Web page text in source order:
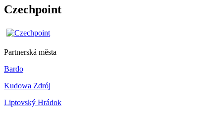
Czechpoint
Partnerská města
Bardo
Kudowa Zdrój
Liptovský Hrádok